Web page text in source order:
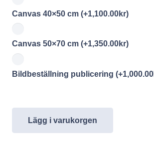
Canvas 40×50 cm (+1,100.00kr)
Canvas 50×70 cm (+1,350.00kr)
Bildbeställning publicering (+1,000.00
Lägg i varukorgen